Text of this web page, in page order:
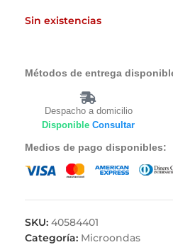
Sin existencias
Métodos de entrega
Despacho a domicilio
Disponible Consultar
Medios de pago disponibles:
SKU: 40584401
Categoría: Microondas